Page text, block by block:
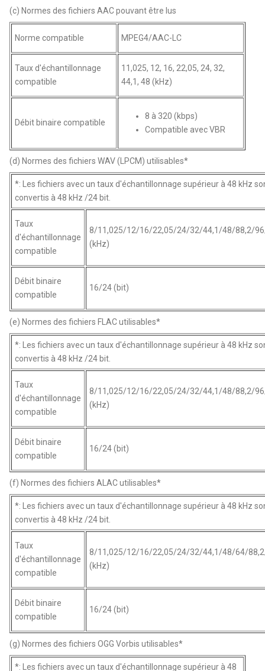
(c) Normes des fichiers AAC pouvant être lus
Norme compatible MPEG4/AAC-LC
Taux d'échantillonnage
compatible
11,025, 12, 16, 22,05, 24, 32,
44,1, 48 (kHz)
Débit binaire compatible
8 à 320 (kbps)
Compatible avec VBR
(d) Normes des fichiers WAV (LPCM) utilisables*
*: Les fichiers avec un taux d'échantillonnage supérieur à 48 kHz
convertis à 48 kHz /24 bit.
Taux
d'échantillonnage
compatible
8/11,025/12/16/22,05/24/32/44,1/48/88,2/
(kHz)
Débit binaire
compatible
16/24 (bit)
(e) Normes des fichiers FLAC utilisables*
*: Les fichiers avec un taux d'échantillonnage supérieur à 48 kHz
convertis à 48 kHz /24 bit.
Taux
d'échantillonnage
compatible
8/11,025/12/16/22,05/24/32/44,1/48/88,2/
(kHz)
Débit binaire
compatible
16/24 (bit)
(f) Normes des fichiers ALAC utilisables*
*: Les fichiers avec un taux d'échantillonnage supérieur à 48 kHz
convertis à 48 kHz /24 bit.
Taux
d'échantillonnage
compatible
8/11,025/12/16/22,05/24/32/44,1/48/64/
(kHz)
Débit binaire
compatible
16/24 (bit)
(g) Normes des fichiers OGG Vorbis utilisables*
*: Les fichiers avec un taux d'échantillonnage supérieur à 48